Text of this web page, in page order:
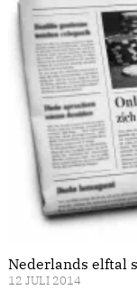
Nederlands elftal
12 JULI 2014